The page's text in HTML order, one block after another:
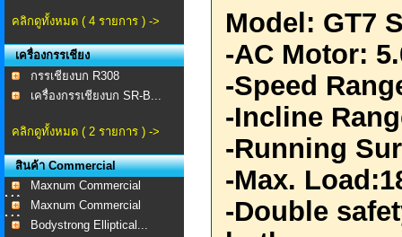
คลิกดูทั้งหมด ( 4 รายการ ) ->
เครื่องกรรเชียง
กรรเชียงบก R308
เครื่องกรรเชียงบก SR-B...
คลิกดูทั้งหมด ( 2 รายการ ) ->
สินค้า Commercial
Maxnum Commercial
MA-...Maxnum Commercial
MA-...Bodystrong Elliptical...
Model: GT7
-AC Motor:
-Speed
-Incline
-Running
-Max.
-Double